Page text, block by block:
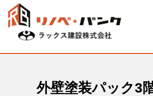
外壁塗装パック3